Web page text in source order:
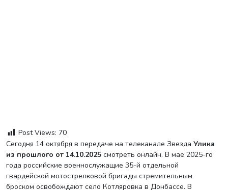
Post Views: 70
Сегодня 14 октября в передаче на телеканале Звезда Улика
из прошлого от 14.10.2025 смотреть онлайн. В мае 2025-го
года российские военнослужащие 35-й отдельной
гвардейской мотострелковой бригады стремительным
броском освобождают село Котляровка в Донбассе. В